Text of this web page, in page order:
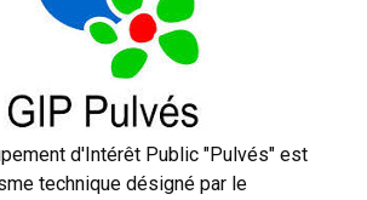
d'Intérêt Public "Pulvés" est
technique désigné par le